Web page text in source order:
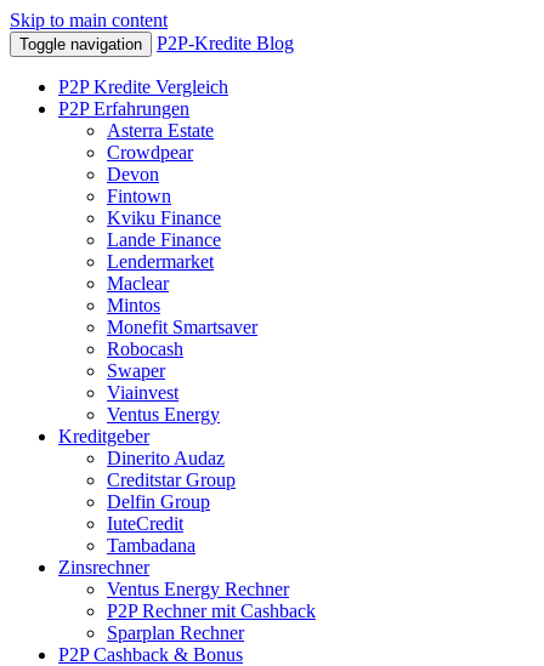
Skip to main content
Toggle navigation P2P-Kredite Blog
P2P Kredite Vergleich
P2P Erfahrungen
Asterra Estate
Crowdpear
Devon
Fintown
Kviku Finance
Lande Finance
Lendermarket
Maclear
Mintos
Monefit Smartsaver
Robocash
Swaper
Viainvest
Ventus Energy
Kreditgeber
Dinerito Audaz
Creditstar Group
Delfin Group
IuteCredit
Tambadana
Zinsrechner
Ventus Energy Rechner
P2P Rechner mit Cashback
Sparplan Rechner
P2P Cashback & Bonus